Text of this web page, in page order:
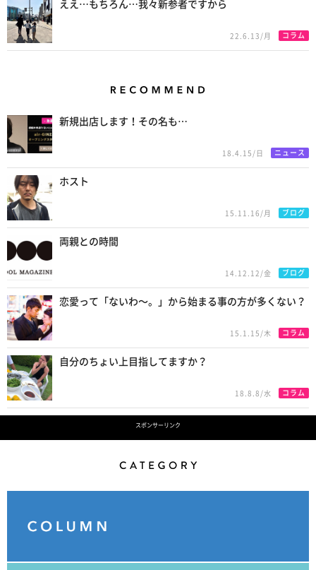
ええ…もちろん…我々新参者ですから
22.6.13/月 コラム
新規出店します！その名も…
18.4.15/日 ニュース
ホスト
15.11.16/月 ブログ
両親との時間
14.12.12/金 ブログ
恋愛って「ないわ〜。」から始まる事の方が多くない？
15.1.15/木 コラム
自分のちょい上目指してますか？
18.8.8/水 コラム
スポンサーリンク